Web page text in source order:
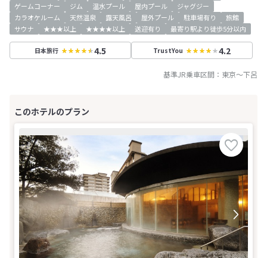
ゲームコーナー
ジム 温水プール 屋内プール
ジャグジー
カラオケルーム
天然温泉 露天風呂 屋外プール 駐車場有り
旅館
サウナ
★★★以上 ★★★★以上 送迎有り 最寄り駅より徒歩5分以内
日本旅行 4.5 TrustYou 4.2
基準JR乗車区間： 東京～下呂